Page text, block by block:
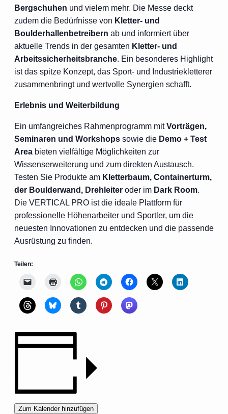
Bergschuhen und vielem mehr. Die Messe deckt
zudem die Bedürfnisse von Kletter- und
Boulderhallenbetreibern ab und informiert über
aktuelle Trends in der gesamten Kletter- und
Arbeitssicherheitsbranche. Ein besonderes Highlight
ist das spitze Konzept, das Sport- und Industriekletterer
zusammenbringt und wertvolle Synergien schafft.
Erlebnis und Weiterbildung
Ein umfangreiches Rahmenprogramm mitVorträgen,
Seminaren und Workshops sowie die Demo + Test
Area bieten vielfältige Möglichkeiten zur
Wissenserweiterung und zum direkten Austausch.
Testen Sie Produkte am Kletterbaum, Containerturm,
der Boulderwand, Drehleiter oder im Dark Room.
Die VERTICAL PRO ist die ideale Plattform für
professionelle Höhenarbeiter und Sportler, um die
neuesten Innovationen zu entdecken und die passende
Ausrüstung zu finden.
Teilen:
Zum Kalender hinzufügen